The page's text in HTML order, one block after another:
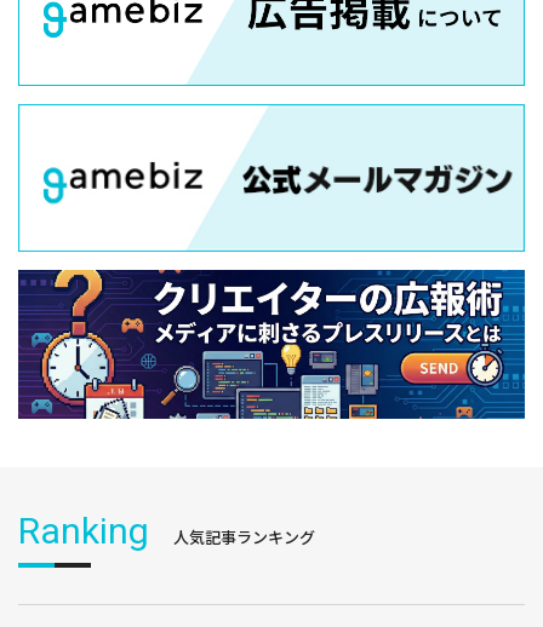
Ranking 人気記事ランキング